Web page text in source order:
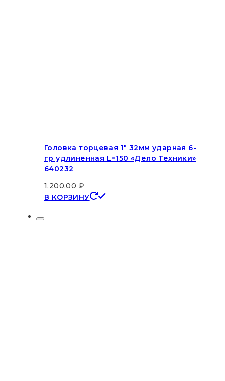
Головка торцевая 1″ 32мм ударная 6-
гр удлиненная L=150 «Дело Техники»
640232
1,200.00 ₽
В КОРЗИНУ